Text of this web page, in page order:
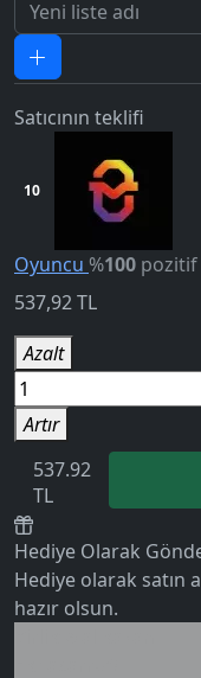
5.0
Satıcının teklifi
10
Oyuncu %100
537,92TL
Azalt
Artır
537.92
TL
Hediye Olarak
Hediye olarak satın
hazır olsun.